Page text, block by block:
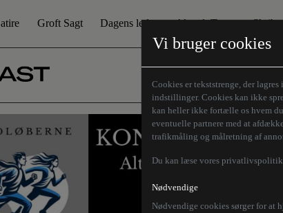
Vi bruger cookies
Cookies er tekststrenge, der
indstillinger. Cookies kan ikke
kan heller ikke fortælle os hvem
eventuelle partnere med at
trafikmåling og målretning af
Du kan læse vores
Nødvendige
Nødvendige cookies sørger for at
Groft Sagt Dagens leder Aktuelt Tema
Den borgelige brille
Humaniora forfra
Store Danskere